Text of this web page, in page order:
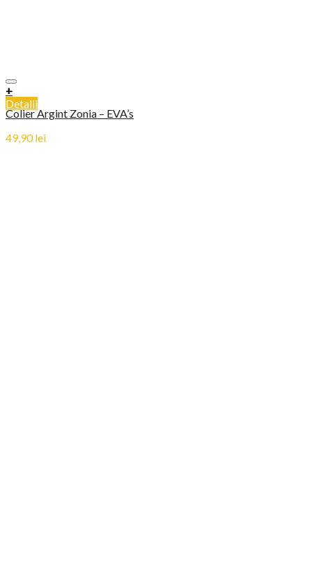
+
Detalii
Colier Argint Zonia – EVA’s
49,90lei